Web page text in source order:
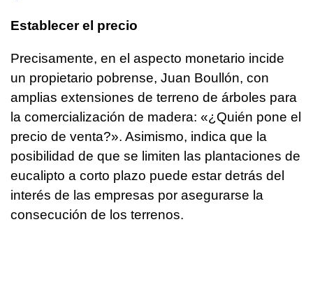
Establecer el precio
Precisamente, en el aspecto monetario incide
un propietario pobrense, Juan Boullón, con
amplias extensiones de terreno de árboles para
la comercialización de madera: «¿Quién pone el
precio de venta?». Asimismo, indica que la
posibilidad de que se limiten las plantaciones de
eucalipto a corto plazo puede estar detrás del
interés de las empresas por asegurarse la
consecución de los terrenos.